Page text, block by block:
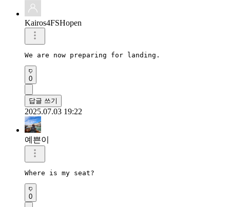
Kairos4FSHopen
We are now preparing for landing.
0
답글 쓰기
2025.07.03 19:22
예쁜이
Where is my seat?
0